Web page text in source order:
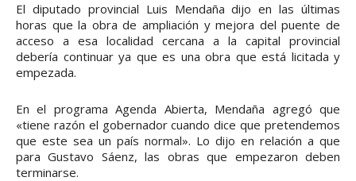
El diputado provincial Luis Mendaña dijo en las últimas
horas que la obra de ampliación y mejora del puente de
acceso a esa localidad cercana a la capital provincial
debería continuar ya que es una obra que está licitada y
empezada.
En el programa Agenda Abierta, Mendaña agregó que
«tiene razón el gobernador cuando dice que pretendemos
que este sea un país normal». Lo dijo en relación a que
para Gustavo Sáenz, las obras que empezaron deben
terminarse.